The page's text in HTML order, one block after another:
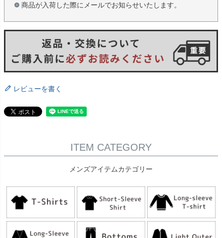
商品が入荷した際にメールでお知らせいたします。
レビューを書く
ITEM CATEGORY
メンズアイテムカテゴリー